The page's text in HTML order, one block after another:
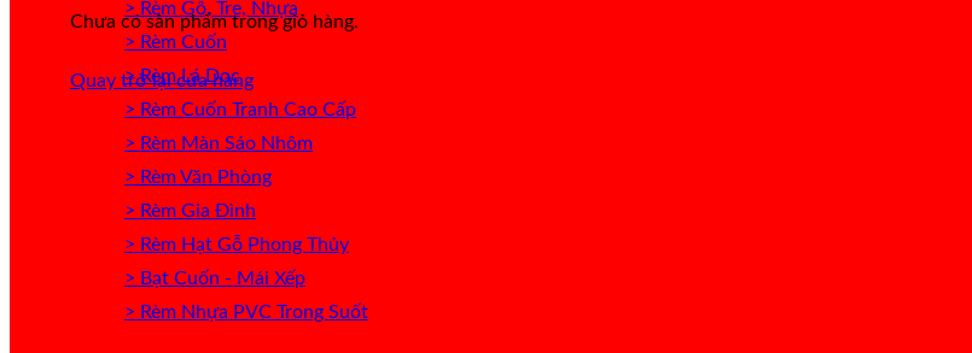
Chưa có sản phẩm trong giỏ hàng.
Quay trở lại cửa hàng
> Rèm Gỗ, Tre, Nhựa
> Rèm Cuốn
> Rèm Lá Dọc
> Rèm Cuốn Tranh Cao Cấp
> Rèm Màn Sáo Nhôm
> Rèm Văn Phòng
> Rèm Gia Đình
> Rèm Hạt Gỗ Phong Thủy
> Bạt Cuốn - Mái Xếp
> Rèm Nhựa PVC Trong Suốt